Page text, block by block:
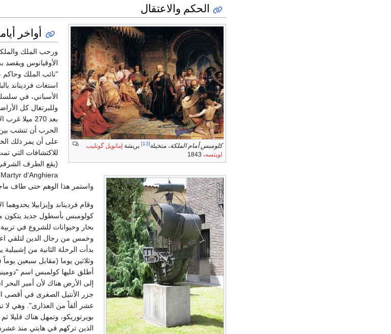
الحكم والاعتقال
كلومبس أمام الملكة، متخيلة[13] بريشة إمانويل گوتليب
لويتسه، 1843
أواخر
ورحب الملك
الأوقيانوس
"نائب الملك وحاكم
استغاث فرديناند
وللبرتغال كل
بعد 270
(يقع الطرف
واستمر هذا الوهم حتى طاف
وقام فرديناند وإيزابيلا
كولومبس بأسطول جديد يتكون
بحار وحيوانات للشروع في
وخمس من رجال الدين لتلقي
وثلاثين يوما (مقابل سبعين
أطلق عليها كولمبس اسم
إلى الأرض هناك لأن أمير
جزر الأنتيل الصغرى في أقصى
عشر ألفاً من العذارى". وهي لا
بويرتوريكو، وتمهل هناك
الذين تركهم في هايتي منذ